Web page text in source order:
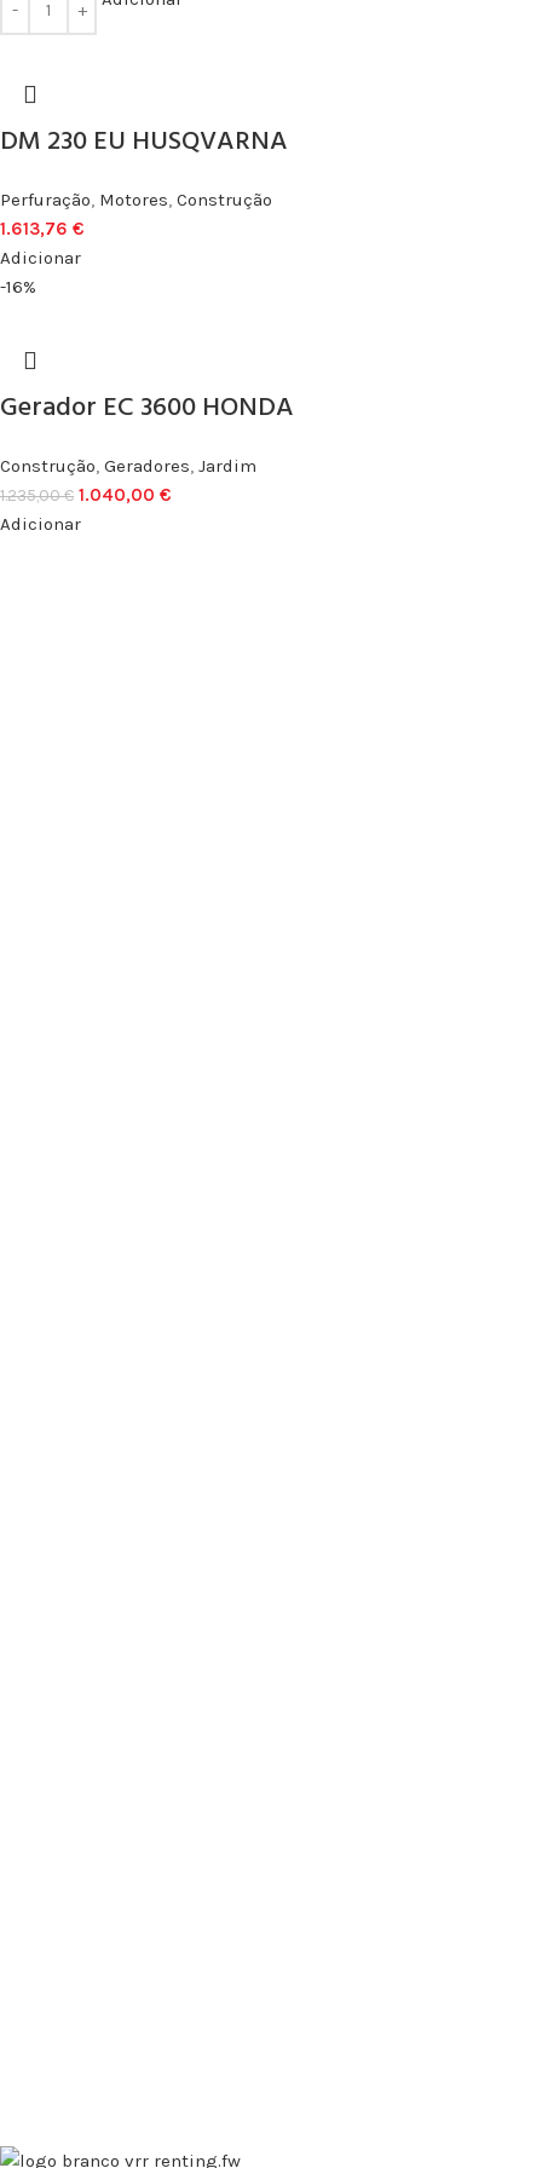
DM 230 EU HUSQVARNA
Perfuração, Motores, Construção
1.613,76 €
Adicionar
-16%
Gerador EC 3600 HONDA
Construção, Geradores, Jardim
1.235,00€ 1.040,00 €
Adicionar